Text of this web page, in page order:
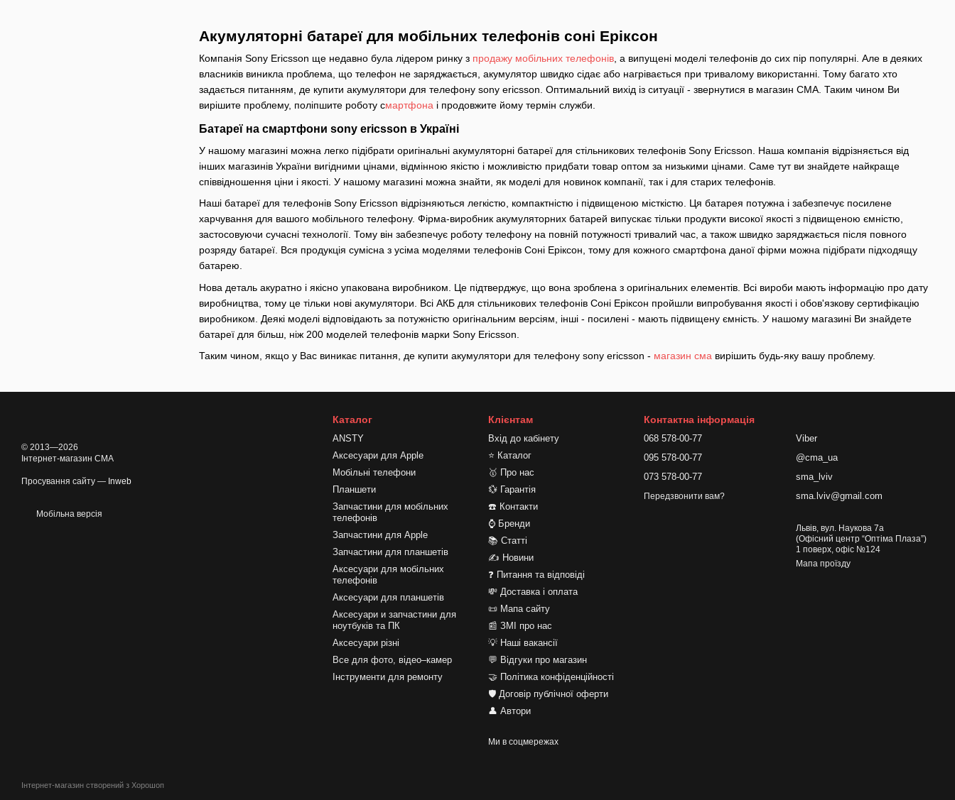
Акумуляторні батареї для мобільних телефонів соні Еріксон
Компанія Sony Ericsson ще недавно була лідером ринку з продажу мобільних телефонів , а випущені моделі телефонів до сих пір популярні. Але в деяких
власників виникла проблема, що телефон не заряджається, акумулятор швидко сідає або нагрівається при тривалому використанні. Тому багато хто
задається питанням, де купити акумулятори для телефону sony ericsson. Оптимальний вихід із ситуації - звернутися в магазин СМА. Таким чином Ви
вирішите проблему, поліпшите роботу смартфона і продовжите йому термін служби.
Батареї на смартфони sony ericsson в Україні
У нашому магазині можна легко підібрати оригінальні акумуляторні батареї для стільникових телефонів Sony Ericsson. Наша компанія відрізняється від
інших магазинів України вигідними цінами, відмінною якістю і можливістю придбати товар оптом за низькими цінами. Саме тут ви знайдете найкраще
співвідношення ціни і якості. У нашому магазині можна знайти, як моделі для новинок компанії, так і для старих телефонів.
Наші батареї для телефонів Sony Ericsson відрізняються легкістю, компактністю і підвищеною місткістю. Ця батарея потужна і забезпечує посилене
харчування для вашого мобільного телефону. Фірма-виробник акумуляторних батарей випускає тільки продукти високої якості з підвищеною ємністю,
застосовуючи сучасні технології. Тому він забезпечує роботу телефону на повній потужності тривалий час, а також швидко заряджається після повного
розряду батареї. Вся продукція сумісна з усіма моделями телефонів Соні Еріксон, тому для кожного смартфона даної фірми можна підібрати підходящу
батарею.
Нова деталь акуратно і якісно упакована виробником. Це підтверджує, що вона зроблена з оригінальних елементів. Всі вироби мають інформацію про дату
виробництва, тому це тільки нові акумулятори. Всі АКБ для стільникових телефонів Соні Еріксон пройшли випробування якості і обов'язкову сертифікацію
виробником. Деякі моделі відповідають за потужністю оригінальним версіям, інші - посилені - мають підвищену ємність. У нашому магазині Ви знайдете
батареї для більш, ніж 200 моделей телефонів марки Sony Ericsson.
Таким чином, якщо у Вас виникає питання, де купити акумулятори для телефону sony ericsson - магазин сма вирішить будь-яку вашу проблему.
© 2013—2026
Інтернет-магазин CMA
Просування сайту — Inweb
Мобільна версія
Інтернет-магазин створений з Хорошоп
Каталог
ANSTY
Аксесуари для Apple
Мобільні телефони
Планшети
Запчастини для мобільних
телефонів
Запчастини для Apple
Запчастини для планшетів
Аксесуари для мобільних
телефонів
Аксесуари для планшетів
Аксесуари и запчастини для
ноутбуків та ПК
Аксесуари різні
Все для фото, відео–камер
Інструменти для ремонту
Клієнтам
Вхід до кабінету
⭐ Каталог
🥇 Про нас
💱 Гарантія
☎️ Контакти
⌚ Бренди
📚 Статті
✍ Новини
❓ Питання та відповіді
💸 Доставка і оплата
📜 Мапа сайту
📰 ЗМІ про нас
💡 Наші вакансії
💬 Відгуки про магазин
🤝 Політика конфіденційності
🛡️ Договір публічної оферти
👤 Автори
Ми в соцмережах
Контактна інформація
068 578-00-77
095 578-00-77
073 578-00-77
Передзвонити вам?
Viber
@cma_ua
sma_lviv
sma.lviv@gmail.com
Львів, вул. Наукова 7а
(Офісний центр “Оптіма Плаза”)
1 поверх, офіс №124
Мапа проїзду